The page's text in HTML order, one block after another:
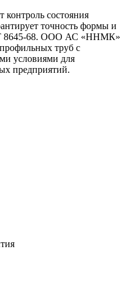
контроль состояния
точность формы и
8645-68. ООО АС «ННМК»
труб с
условиями для
предприятий.